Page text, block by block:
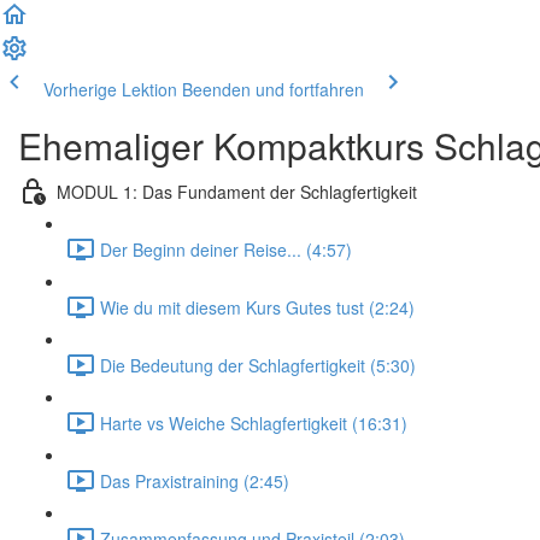
Vorherige Lektion Beenden und fortfahren
Ehemaliger Kompaktkurs
MODUL 1: Das Fundament der Schlagfertigkeit
Der Beginn deiner Reise... (4:57)
Wie du mit diesem Kurs Gutes tust (2:24)
Die Bedeutung der Schlagfertigkeit (5:30)
Harte vs Weiche Schlagfertigkeit (16:31)
Das Praxistraining (2:45)